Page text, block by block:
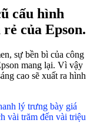
cấu hình
của Epson.
sự bền bì của công
mang lại. Vì vậy
cao sẽ xuất ra hình
lý trưng bày giá
vài trăm đến vài triệu